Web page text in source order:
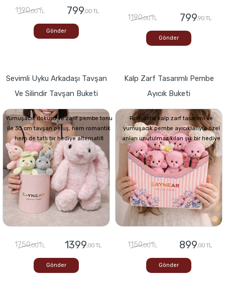
1190,00 TL 799,00 TL
Gönder
1190,00 TL 799,90 TL
Gönder
Sevimli Uyku Arkadaşı Tavşan
Ve Silindir Tavşan Buketi
Yumuşacık dokusu ve zarif pembe tonu
ile 30 cm tavşan peluş, hem romantik
hem de tatlı bir hediye alternatifi
1750,00 TL 1399,00 TL
Gönder
Kalp Zarf Tasarımlı Pembe
Ayıcık Buketi
Romantik kalp zarf tasarımı ve
yumuşacık pembe ayıcıklarıyla özel
anları unutulmaz kılan şık bir hediye
1150,00 TL 899,00 TL
Gönder